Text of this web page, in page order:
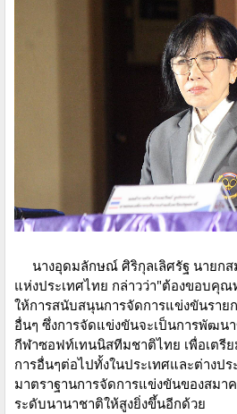
นางอุดมลักษณ์ ศิริกุลเลิศรัฐ นายก
แห่งประเทศไทย กล่าวว่า"ต้องขอบคุ
ให้การสนับสนุนการจัดการแข่งขันราย
อื่นๆ ซึ่งการจัดแข่งขันจะเป็นการพัฒน
กีฬาซอฟท์เทนนิสทีมชาติไทย เพื่อเตรี
การอื่นๆต่อไปทั้งในประเทศและต่างป
มาตราฐานการจัดการแข่งขันของสม
ระดับนานาชาติให้สูงยิ่งขึ้นอีกด้วย